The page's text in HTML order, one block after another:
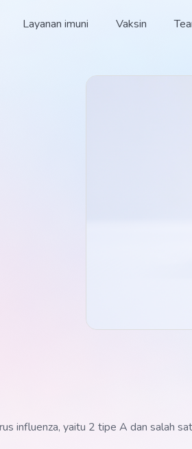
Layanan imuni Vaksin
influenza, yaitu 2 tipe A dan salah